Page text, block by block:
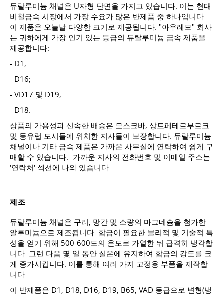
듀랄루미늄 채널은 U자형 단면을 가지고 있습니다. 이는 현대
비철금속 시장에서 가장 수요가 많은 반제품 중 하나입니다.
이 제품은 오늘날 다양한 크기로 제공됩니다. "아우레모" 회사
는 귀하에게 가장 인기 있는 등급의 듀랄루미늄 금속 제품을
제공합니다:
- D1;
- D16;
- VD17 및 D19;
- D18.
상품의 가용성과 신속한 배송은 모스크바, 상트페테르부르크
및 동유럽 도시들에 위치한 지사들이 보장합니다. 듀랄루미늄
채널이나 기타 금속 제품은 가까운 사무실에 연락하여 쉽게 구
매할 수 있습니다.- 가까운 지사의 전화번호 및 이메일 주소는
'연락처' 섹션에 나와 있습니다.
제조
듀랄루미늄 채널은 구리, 망간 및 소량의 마그네슘을 첨가한
알루미늄으로 제조됩니다. 합금이 필요한 물리적 및 기술적 특
성을 얻기 위해 500-600도의 온도로 가열한 뒤 급격히 냉각합
니다. 그런 다음 몇 일 동안 실온에 유지하여 합금의 강도를 크
게 증가시킵니다. 이를 통해 여러 가지 고정용 부품을 제작합
니다.
이 반제품은 D1, D18, D16, D19, B65, VAD 등급으로 변형(냉